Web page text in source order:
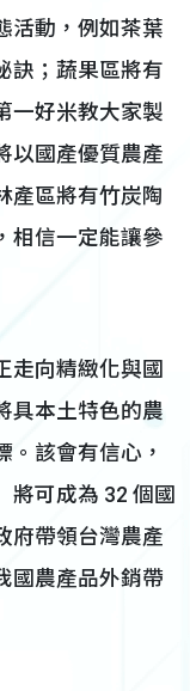
活動，例如茶葉
訣；蔬果區將有
一好米教大家製
以國產優質農產
產區將有竹炭陶
相信一定能讓參
向精緻化與國
具本土特色的農
。該會有信心，
將可成為 32 個國
府帶領台灣農產
國農產品外銷帶